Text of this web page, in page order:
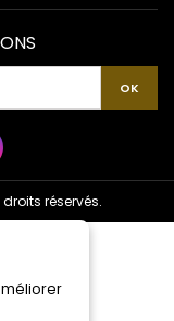
réservés.